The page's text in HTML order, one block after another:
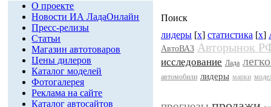
О проекте
Новости ИА ЛадаОнлайн
Пресс-релизы
Статьи
Магазин автотоваров
Цены дилеров
Каталог моделей
Фотогалерея
Реклама на сайте
Каталог автосайтов
Поиск
лидеры [x] статистика [x]
АвтоВАЗ Авторынок
исследование Лада
автомобили лидеры марки